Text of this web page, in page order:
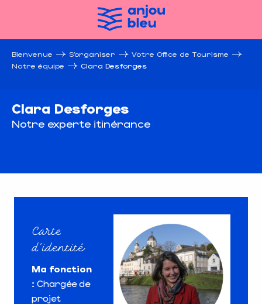
Bienvenue S’organiser
Votre Office de Tourisme
Notre équipe
Clara Desforges
Clara Desforges
Notre experte itinérance
Carte
d’identité
Ma fonction
: Chargée de
projet